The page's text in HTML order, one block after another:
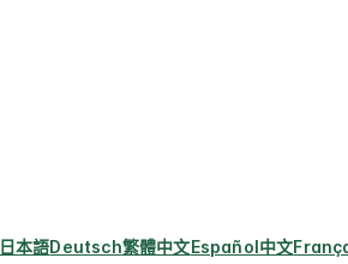
日本語Deutsch繁體中文Español中文